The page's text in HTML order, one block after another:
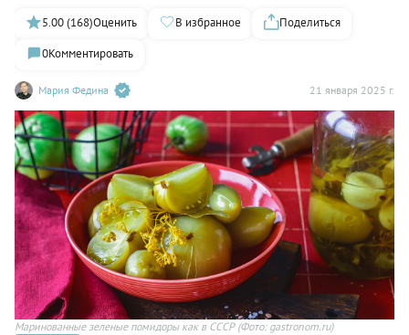
Мария Федина 21 января 2025 г.
5.00 (168)Оценить В избранное
Поделиться
0Комментировать
Маринованные зеленые помидоры как в СССР(Фото: gastronom.ru)